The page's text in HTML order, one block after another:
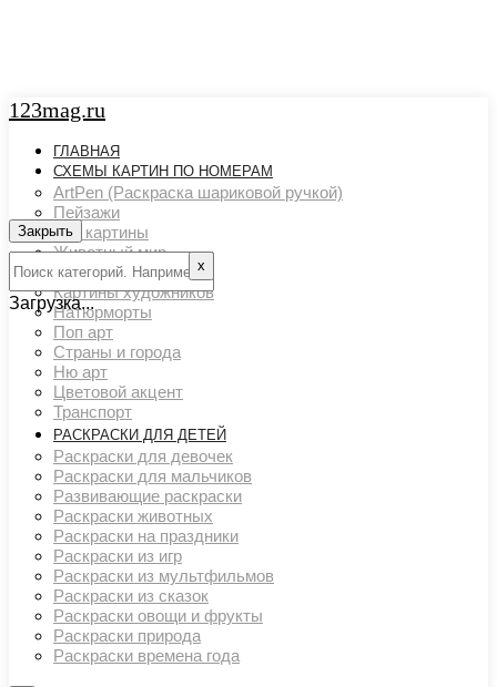
123mag.ru
ГЛАВНАЯ
СХЕМЫ КАРТИН ПО НОМЕРАМ
ArtPen (Раскраска шариковой ручкой)
Пейзажи
Арт картины
Животный мир
Люди
Картины художников
Натюрморты
Поп арт
Страны и города
Ню арт
Цветовой акцент
Транспорт
РАСКРАСКИ ДЛЯ ДЕТЕЙ
Раскраски для девочек
Раскраски для мальчиков
Развивающие раскраски
Раскраски животных
Раскраски на праздники
Раскраски из игр
Раскраски из мультфильмов
Раскраски из сказок
Раскраски овощи и фрукты
Раскраски природа
Раскраски времена года
Закрыть
х
Загрузка...